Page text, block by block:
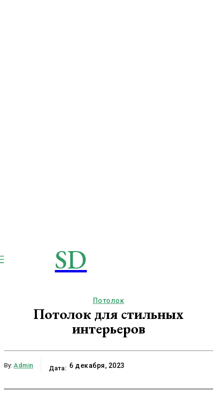
SD
Потолок
Потолок для стильных
интерьеров
By: Admin Дата: 6 декабря, 2023